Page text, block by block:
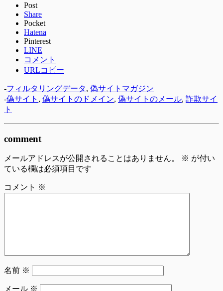
Post
Share
Pocket
Hatena
Pinterest
LINE
コメント
URLコピー
-フィルタリングデータ, 偽サイトマガジン
-偽サイト , 偽サイトのドメイン, 偽サイトのメール, 詐欺サイ
ト
comment
メールアドレスが公開されることはありません。 ※ が付い
ている欄は必須項目です
コメント ※
名前 ※
メール ※